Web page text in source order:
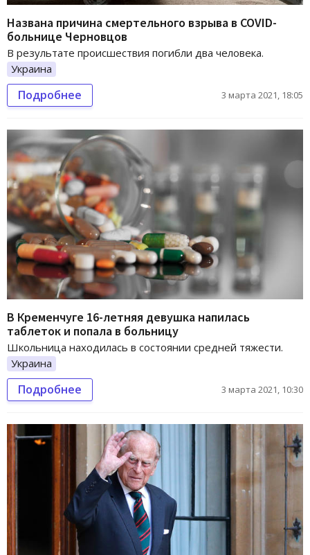
Названа причина смертельного взрыва в COVID-
больнице Черновцов
В результате происшествия погибли два человека.
Украина
Подробнее 3 марта 2021, 18:05
В Кременчуге 16-летняя девушка напилась
таблеток и попала в больницу
Школьница находилась в состоянии средней тяжести.
Украина
Подробнее 3 марта 2021, 10:30